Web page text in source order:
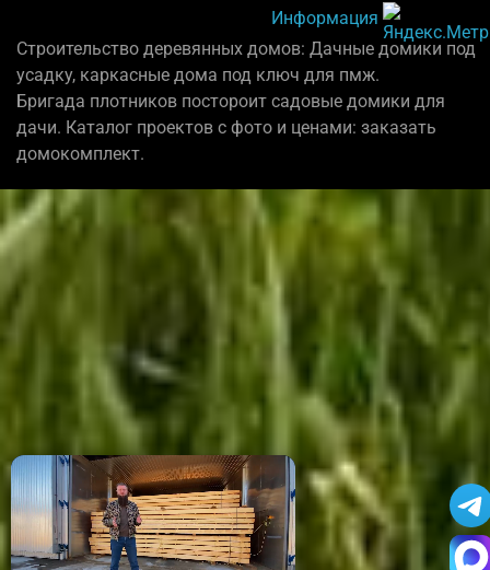
Информация
Строительство деревянных домов: Дачные домики под
усадку, каркасные дома под ключ для пмж.
Бригада плотников постороит садовые домики для
дачи. Каталог проектов с фото и ценами: заказать
домокомплект.